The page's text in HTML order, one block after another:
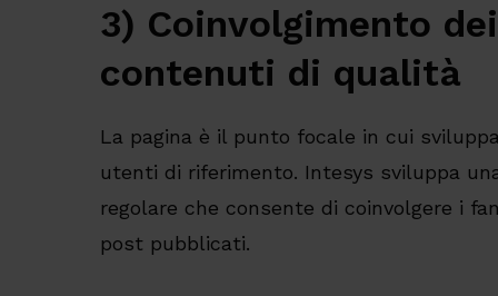
3) Coinvolgimento
contenuti di qualità
La pagina è il punto focale in cui
utenti di riferimento. Intesys sviluppa
regolare che consente di coinvolgere i
post pubblicati.